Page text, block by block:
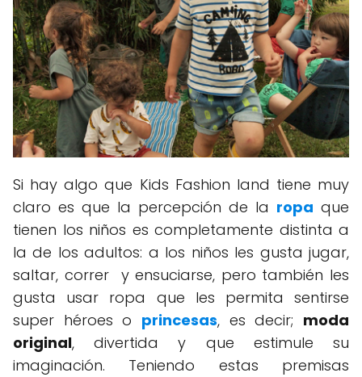
Si hay algo que Kids Fashion land tiene muy
claro es que la percepción de la ropa que
tienen los niños es completamente distinta a
la de los adultos: a los niños les gusta jugar,
saltar, correr y ensuciarse, pero también les
gusta usar ropa que les permita sentirse
super héroes o princesas, es decir; moda
original, divertida y que estimule su
imaginación. Teniendo estas premisas